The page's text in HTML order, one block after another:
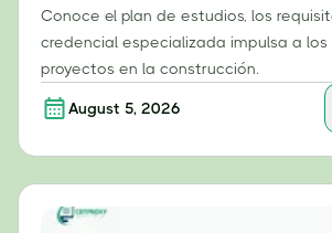
Conoce el plan de estudios, los
credencial especializada impulsa a los
proyectos en la construcción.
August 5, 2026